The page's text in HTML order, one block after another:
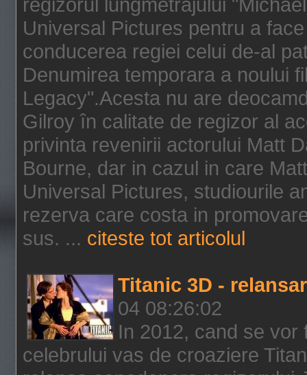
Universal Pictures pentru a
conducerea regiei celui de-al
Denumirea temporara a noului
Legacy".Acesta nu are
Gilroy în calitate de regizor al
privinta revenirii actorului Matt
Bourne, dar in cazul in care
Universal Pictures, studiourile
rezerva care costa in
sus. ... citeste tot articolul
Titanic 3D -
04 08:26:02
In 2012, cand se
celebrului vas de croaziere